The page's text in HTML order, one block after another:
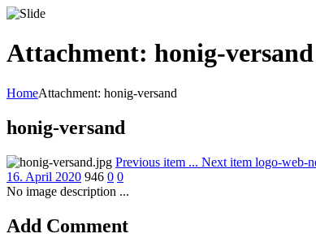
Attachment: honig-versand
HomeAttachment: honig-versand
honig-versand
Previous item ... Next item logo-web-
16. April 2020 946 0 0
No image description ...
Add Comment